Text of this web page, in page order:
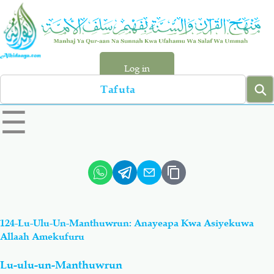
Skip
main
content
Log in
Search
left
sidebar
☰
Hadiyth
Aqiydah Manhaj
Shirki & Kufru
124-Lu-Ulu-Un-Manthuwrun: Anayeapa Kwa Asiyekuwa
Allaah Amekufuru
Lu-ulu-un-Manthuwrun